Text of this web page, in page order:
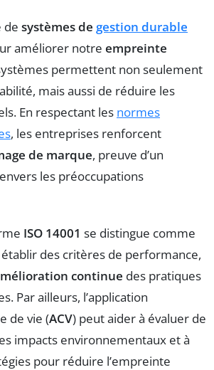
de systèmes de gestion durable
améliorer notre empreinte
permettent non seulement
mais aussi de réduire les
En respectant les normes
, les entreprises renforcent
de marque, preuve d’un
les préoccupations
ISO 14001 se distingue comme
des critères de performance,
continue des pratiques
Par ailleurs, l’application
de vie (ACV) peut aider à évaluer de
impacts environnementaux et à
pour réduire l’empreinte